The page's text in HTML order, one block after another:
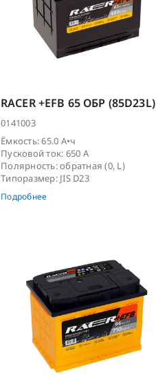
RACER +EFB 65 ОБР (85D23L)
0141003
Ёмкость: 65.0 А•ч
Пусковой ток: 650 А
Полярность: обратная (0, L)
Типоразмер: JIS D23
Подробнее